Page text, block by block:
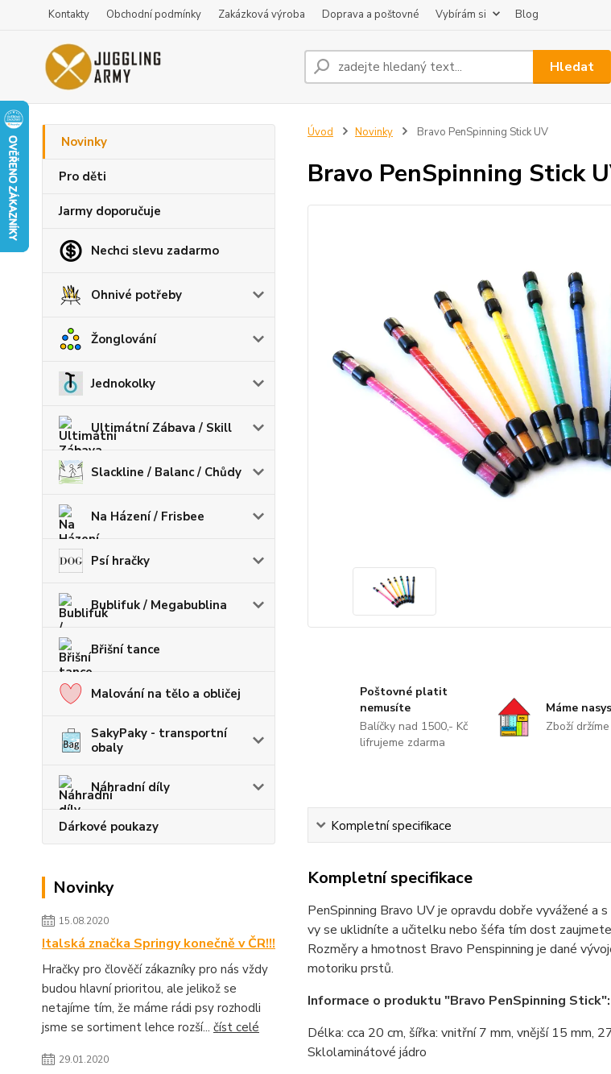
Kontakty Obchodní podmínky Zakázková výroba Doprava a poštovné Vybírám si Blog
Hledat
Novinky
Pro děti
Jarmy doporučuje
Nechci slevu zadarmo
Ohnivé potřeby
Žonglování
Jednokolky
Ultimátní Zábava / Skill
Slackline / Balanc / Chůdy
Na Házení / Frisbee
Psí hračky
Bublifuk / Megabublina
Břišní tance
Malování na tělo a obličej
SakyPaky - transportní
obaly
Náhradní díly
Dárkové poukazy
Novinky
15.08.2020
Italská značka Springy konečně v ČR!!!
Hračky pro člověčí zákazníky pro nás vždy
budou hlavní prioritou, ale jelikož se
netajíme tím, že máme rádi psy rozhodli
jsme se sortiment lehce rozší... číst celé
29.01.2020
Úvod Novinky Bravo PenSpinning Stick UV
Bravo PenSpinning Stick
Poštovné platit
nemusíte
Balíčky nad 1500,- Kč
lifrujeme zdarma
Máme
Zboží
Kompletní specifikace
Kompletní specifikace
PenSpinning Bravo UV je opravdu dobře vyvážené a
vy se uklidníte a učitelku nebo šéfa tím dost
Rozměry a hmotnost Bravo Penspinning je dané
motoriku prstů.
Informace o produktu "Bravo PenSpinning Stick":
Délka: cca 20 cm, šířka: vnitřní 7 mm, vnější 15 mm,
Sklolaminátové jádro